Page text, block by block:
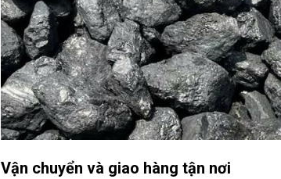
Vận chuyển và giao hàng tận nơi